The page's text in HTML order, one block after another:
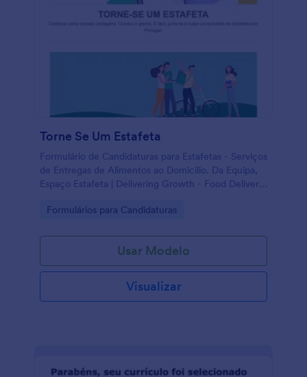
Torne Se Um Estafeta
Formulário de Candidaturas para Estafetas - Serviços
de Entregas de Alimentos ao Domicilio. Da Equipa,
Espaço Estafeta | Delivering Growth - Food Delivery
Go to Category:
Formulários para Candidaturas
Usar Modelo
Visualizar